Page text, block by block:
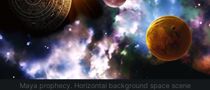
Maya prophecy. Horizontal background space scene